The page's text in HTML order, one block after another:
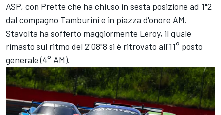
ASP, con Prette che ha chiuso in sesta posizione ad 1"2
dal compagno Tamburini e in piazza d'onore AM.
Stavolta ha sofferto maggiormente Leroy, il quale
rimasto sul ritmo del 2'08"8 si è ritrovato all'11° posto
generale (4° AM).